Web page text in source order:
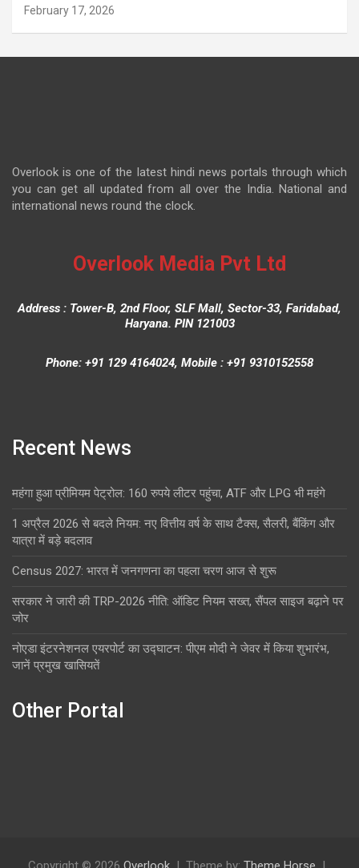
February 17, 2026
Overlook is one of the latest hindi news portals through which
you can get all updated from all over the India. National and
international news round the clock.
Overlook Media Pvt Ltd
Address : Tower-B, 2nd Floor, SLF Mall, Sector-33, Faridabad,
Haryana. PIN 121003
Phone: +91 129 4164024, Mobile : +91 9310152558
Recent News
महंगा हुआ प्रीमियम पेट्रोल: 160 रुपये लीटर पहुंचा, ATF और LPG भी महंगे
1 अप्रैल 2026 से बदले नियम: नए वित्तीय वर्ष के साथ टैक्स, सैलरी, बैंकिंग और
यात्रा में बड़े बदलाव
Census 2027: भारत में जनगणना का पहला चरण आज से शुरू
सरकार ने जारी की TRP-2026 नीति: ऑडिट नियम सख्त, सैंपल साइज बढ़ाने पर
जोर
नोएडा इंटरनेशनल एयरपोर्ट का उद्घाटन: पीएम मोदी ने जेवर में किया शुभारंभ,
जानें प्रमुख खासियतें
Other Portal